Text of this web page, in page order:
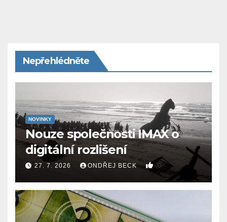
Nepřehlédněte
NOVINKY
Nouze společnosti IMAX o
digitální rozlišení
27. 7. 2026 ONDŘEJ BECK 0